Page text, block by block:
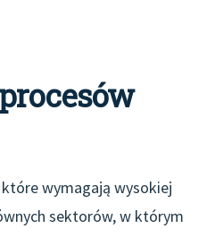
wymagają wysokiej
sektorów, w którym